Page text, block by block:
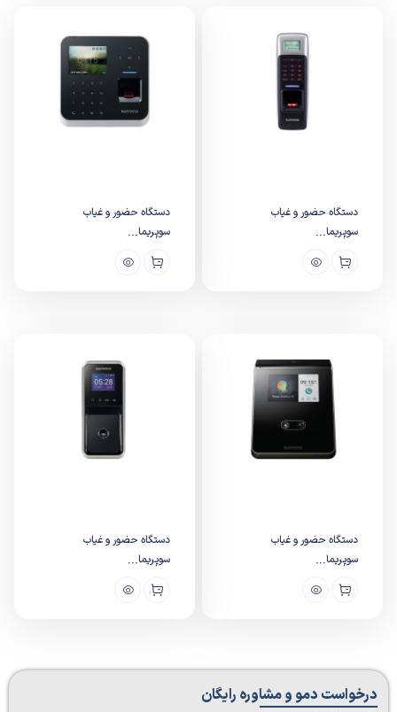
دستگاه حضور و غیاب
سوپریما...
دستگاه حضور و غیاب
سوپریما...
دستگاه حضور و غیاب
سوپریما...
دستگاه حضور و غیاب
سوپریما...
درخواست دمو و مشاوره رایگان​